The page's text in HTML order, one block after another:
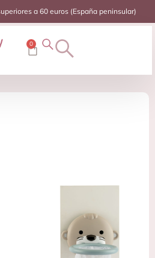
a 60 euros (España peninsular)
0